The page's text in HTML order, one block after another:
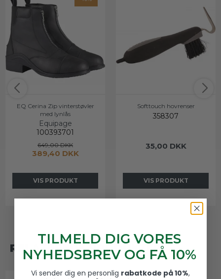
EQ Cerina Zip vinterstøvler
med lynlås
Equipage
100393701
649,00 DKK
389,40 DKK
VIS PRODUKT
Softtouch hovrenser
358307
35,00 DKK
VIS PRODUKT
RELATEREDE PRODUKTER
TILMELD DIG VORES
NYHEDSBREV OG FÅ 10%
Vi sender dig en personlig rabatkode på 10%,